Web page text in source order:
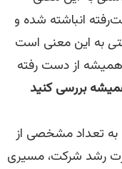
انباشته شده و
به این معنی است
همیشه از دست رفته
بررسی کنید
به تعداد مشخصی از
رشد شرکت، مسیری